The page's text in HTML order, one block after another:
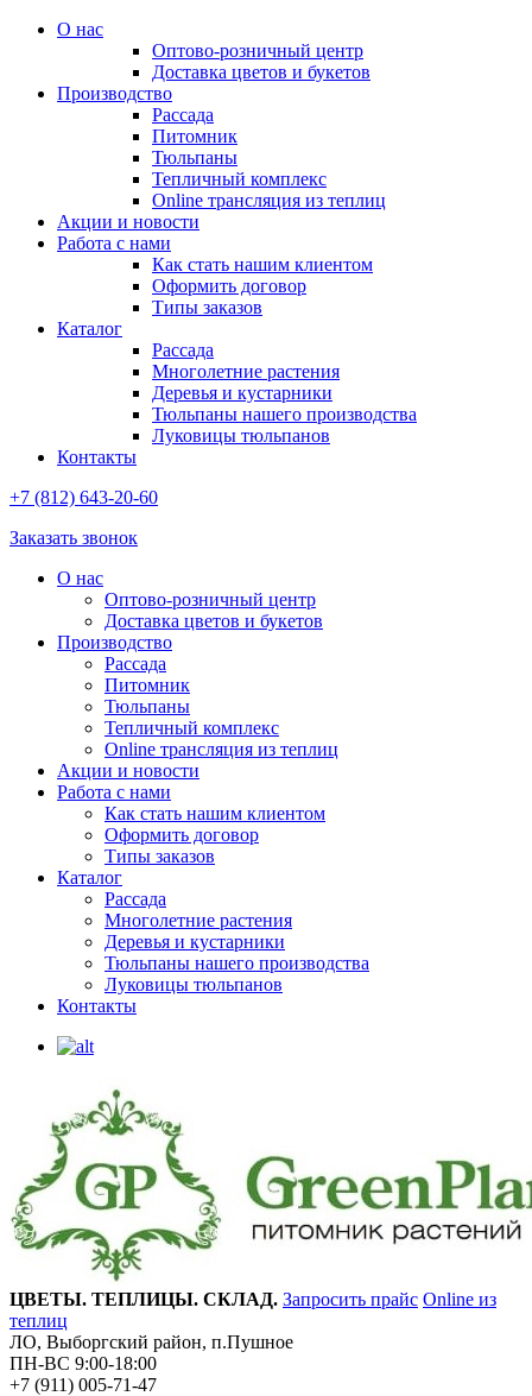
О нас
Оптово-розничный центр
Доставка цветов и букетов
Производство
Рассада
Питомник
Тюльпаны
Тепличный комплекс
Online трансляция из теплиц
Акции и новости
Работа с нами
Как стать нашим клиентом
Оформить договор
Типы заказов
Каталог
Рассада
Многолетние растения
Деревья и кустарники
Тюльпаны нашего производства
Луковицы тюльпанов
Контакты
+7 (812) 643-20-60
Заказать звонок
О нас
Оптово-розничный центр
Доставка цветов и букетов
Производство
Рассада
Питомник
Тюльпаны
Тепличный комплекс
Online трансляция из теплиц
Акции и новости
Работа с нами
Как стать нашим клиентом
Оформить договор
Типы заказов
Каталог
Рассада
Многолетние растения
Деревья и кустарники
Тюльпаны нашего производства
Луковицы тюльпанов
Контакты
ЦВЕТЫ. ТЕПЛИЦЫ. СКЛАД. Запросить прайс Online из
теплиц
ЛО, Выборгский район, п.Пушное
ПН-ВС 9:00-18:00
+7 (911) 005-71-47